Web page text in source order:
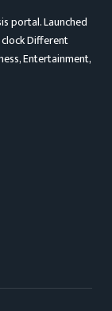
portal. Launched
Different
Entertainment,